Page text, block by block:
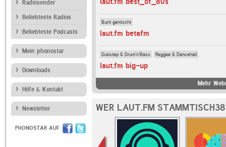
Radiosender
Beliebteste Radios
Beliebteste Podcasts
Mein phonostar
Downloads
Hilfe & Kontakt
Newsletter
PHONOSTAR AUF
Bunt gemischt
laut.fm betafm
Dubstep & Drum'n'Bass Reggae & Dancehall
laut.fm big-up
Mehr
WER LAUT.FM